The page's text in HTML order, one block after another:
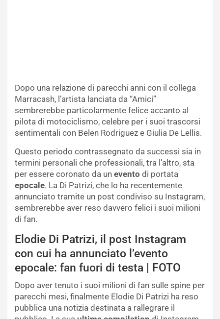
Dopo una relazione di parecchi anni con il collega
Marracash, l’artista lanciata da “Amici”
sembrerebbe particolarmente felice accanto al
pilota di motociclismo, celebre per i suoi trascorsi
sentimentali con Belen Rodriguez e Giulia De Lellis.
Questo periodo contrassegnato da successi sia in
termini personali che professionali, tra l’altro, sta
per essere coronato da un evento di portata
epocale. La Di Patrizi, che lo ha recentemente
annunciato tramite un post condiviso su Instagram,
sembrerebbe aver reso davvero felici i suoi milioni
di fan.
Elodie Di Patrizi, il post Instagram
con cui ha annunciato l’evento
epocale: fan fuori di testa | FOTO
Dopo aver tenuto i suoi milioni di fan sulle spine per
parecchi mesi, finalmente Elodie Di Patrizi ha reso
pubblica una notizia destinata a rallegrare il